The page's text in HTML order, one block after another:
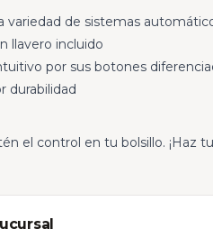
variedad de sistemas
llavero incluido
por sus botones
durabilidad
el control en tu bolsillo. ¡Haz